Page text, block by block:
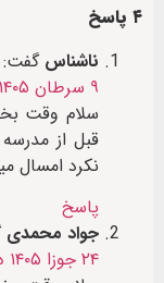
۴ پاسخ
ناشناس گفت:
۹ سرطان ۱۴۰۵ در ۱۱:۴۳ ب.ظ
سلام وقت
قبل از
نکرد امسال
پاسخ
جواد محمدی
۲۴ جوزا ۱۴۰۵ در ۷:۴۶ ب.ظ